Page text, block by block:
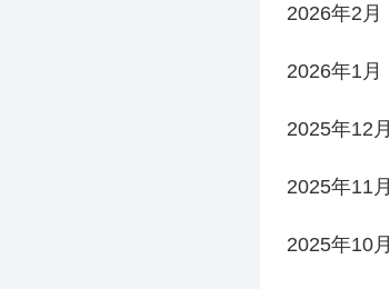
2026年2月
2026年1月
2025年12月
2025年11月
2025年10月